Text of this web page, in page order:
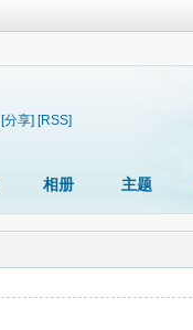
[分享] [RSS]
相册 主题